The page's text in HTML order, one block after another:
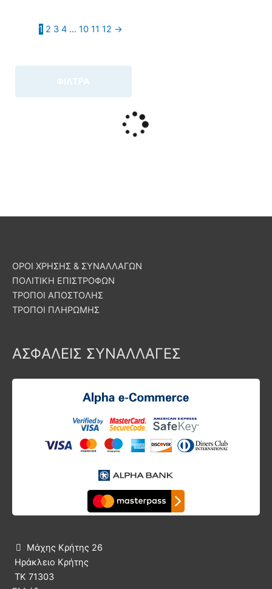
ΦΙΛΤΡΑ
1 2 3 4 … 10 11 12 →
ΟΡΟΙ ΧΡΗΣΗΣ & ΣΥΝΑΛΛΑΓΩΝ
ΠΟΛΙΤΙΚΗ ΕΠΙΣΤΡΟΦΩΝ
ΤΡΟΠΟΙ ΑΠΟΣΤΟΛΗΣ
ΤΡΟΠΟΙ ΠΛΗΡΩΜΗΣ
ΑΣΦΑΛΕΙΣ ΣΥΝΑΛΛΑΓΕΣ

Μάχης Κρήτης 26
Ηράκλειο Κρήτης
ΤΚ 71303